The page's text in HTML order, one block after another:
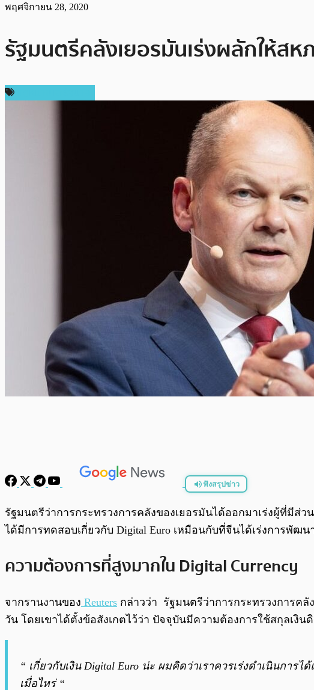
พฤศจิกายน 28, 2020
รัฐมนตรีคลังเยอรมันเร่งผลักให้ส
ฟังสรุปข่าว
พร้อมเล่น
รัฐมนตรีว่าการกระทรวงการคลังของเยอรมันได้ออกมาเร่งผู้ที่มีส่วน
ได้มีการทดสอบเกี่ยวกับ Digital Euro เหมือนกับที่จีนได้เร่งการพัฒน
ความต้องการที่สูงมากใน Digital Currency
จากรานงานของ Reuters กล่าวว่า รัฐมนตรีว่าการกระทรวงการคลั
วัน โดยเขาได้ตั้งข้อสังเกตไว้ว่า ปัจจุบันมีความต้องการใช้สกุลเงิ
“ เกี่ยวกับเงิน Digital Euro น่ะ ผมคิดว่าเราควรเร่งดำเนินกา
เมื่อไหร่ “